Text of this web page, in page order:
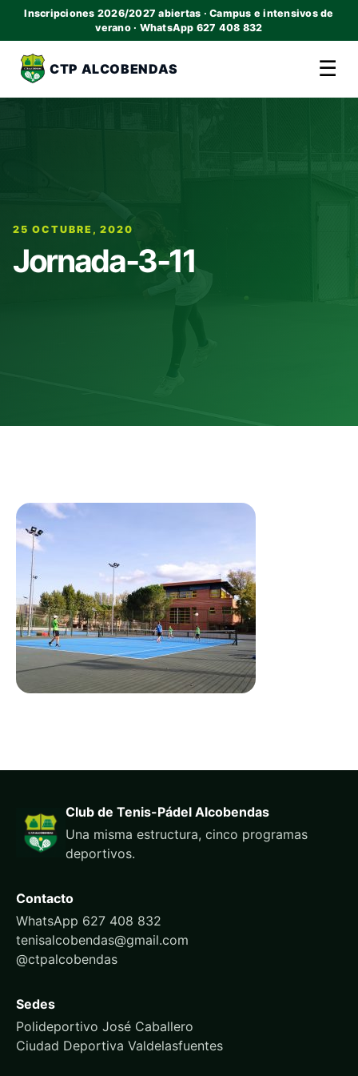
Inscripciones 2026/2027 abiertas · Campus e intensivos de
verano · WhatsApp 627 408 832
CTP ALCOBENDAS ☰
25 OCTUBRE, 2020
Jornada-3-11
Club de Tenis-Pádel Alcobendas
Una misma estructura, cinco programas
deportivos.
Contacto
WhatsApp 627 408 832
tenisalcobendas@gmail.com
@ctpalcobendas
Sedes
Polideportivo José Caballero
Ciudad Deportiva Valdelasfuentes